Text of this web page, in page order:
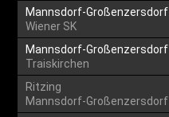
Mannsdorf-Großenzersdorf
Wiener SK
Mannsdorf-Großenzersdorf
Traiskirchen
Ritzing
Mannsdorf-Großenzersdorf